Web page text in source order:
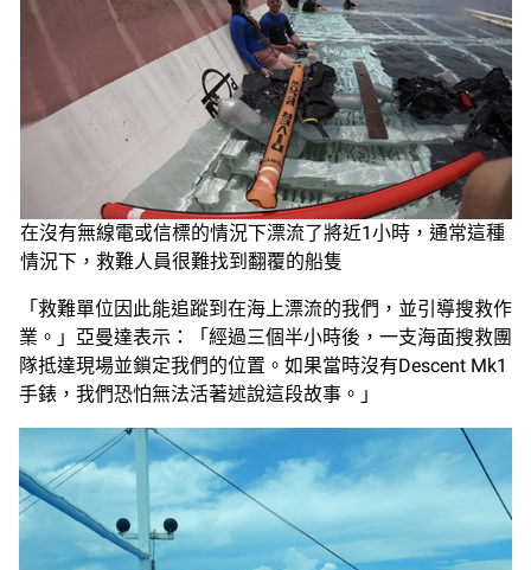
在沒有無線電或信標的情況下漂流了將近1小時，通常這種
情況下，救難人員很難找到翻覆的船隻
「救難單位因此能追蹤到在海上漂流的我們，並引導搜救作
業。」亞曼達表示：「經過三個半小時後，一支海面搜救團
隊抵達現場並鎖定我們的位置。如果當時沒有Descent Mk1
手錶，我們恐怕無法活著述說這段故事。」